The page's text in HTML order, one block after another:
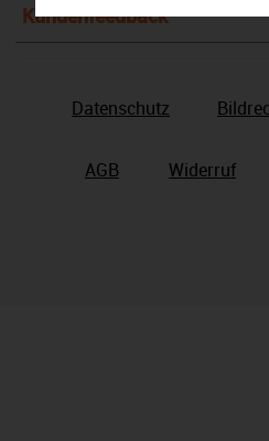
Kundenfeedback
Datenschutz
AGB Widerruf